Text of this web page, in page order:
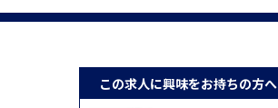
この求人に興味をお持ちの方へ